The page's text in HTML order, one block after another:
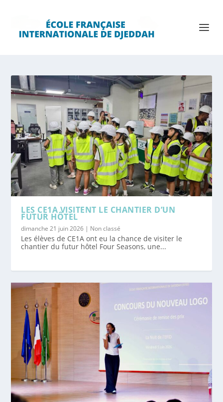
LES CE1A VISITENT LE CHANTIER D’UN
FUTUR HÔTEL
dimanche 21 juin 2026 | Non classé
Les élèves de CE1A ont eu la chance de visiter le
chantier du futur hôtel Four Seasons, une...